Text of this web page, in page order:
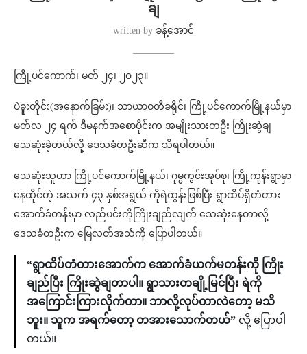
ချ
written by ခန့်အောင်
ကြို့ပင်ကောက်၊ မတ် ၂၄၊ ၂၀၂၃။
ပဲခူးတိုင်း(အနောက်ခြမ်း)၊ သာယာဝတီခရိုင်၊ ကြို့ပင်ကောက်မြို့နယ်မှာ
မတ်လ ၂၄ ရက် ဒီမနက်အစောပိုင်းက အမျိုးသားတဦး ကြိုးဆွဲချ
သေဆုံးခဲ့တယ်လို့ ဒေသခံတဦးဆီက သိရပါတယ်။
သေဆုံးသူဟာ ကြို့ပင်ကောက်မြို့နယ်၊ ဂုမ္မကွင်းအုပ်စု၊ ကြို့ကုန်းရွာမှာ
နေထိုင်တဲ့ အသက် ၄၃ နှစ်အရွယ် ကိုရဲထွန်းဖြစ်ပြီး ရွာထိပ်ရှိတံတား
အောက်ခံတန်းမှာ လည်ပင်းကိုကြိုးချည်လျက် သေဆုံးနေတာလို့
ဒေသခံတဦးက မြေလတ်အသံကို ပြောပါတယ်။
“ရွာထိပ်တံတားအောက်က အောက်ခံယက်မတန်းကို ကြိုး
ချည်ပြီး ကြိုးဆွဲချတာပါ။ ရွာသားတချို့မြင်ပြီး ရဲကို
အကြောင်းကြားလိုက်တာ။ ဘာလို့လုပ်တာလဲတော့ မသိ
ဘူး။ သူက အရက်တော့ တအားသောက်တယ်” လို့ ပြောပါ
တယ်။